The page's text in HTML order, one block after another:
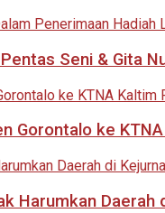
Seni & Gita
Gorontalo ke
Harumkan